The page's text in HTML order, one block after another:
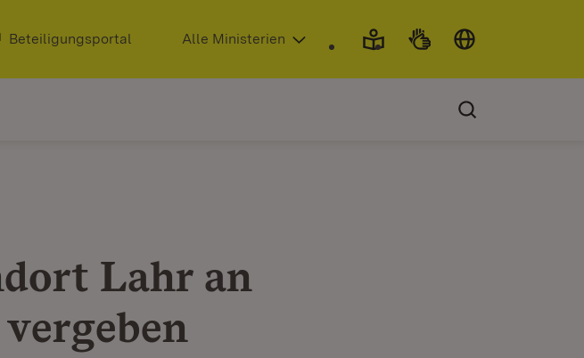
neuem Fenster)
Extern:
Beteiligungsportal (Öffnet in neuem Fenster)
Alle Ministerien
Lahr an